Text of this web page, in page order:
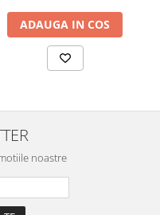
ADAUGA IN COS
noastre